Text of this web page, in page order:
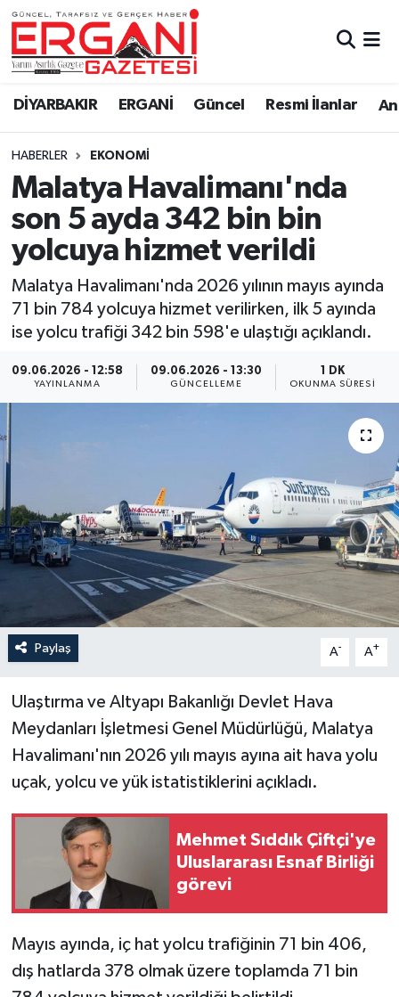
DİYARBAKIR ERGANİ Güncel Resmi İlanlar
HABERLER EKONOMİ
Malatya Havalimanı'nda
son 5 ayda 342 bin bin
yolcuya hizmet verildi
Malatya Havalimanı'nda 2026 yılının mayıs ayında
71 bin 784 yolcuya hizmet verilirken, ilk 5 ayında
ise yolcu trafiği 342 bin 598'e ulaştığı açıklandı.
09.06.2026 - 12:58
YAYINLANMA
09.06.2026 - 13:30
GÜNCELLEME
1 DK
OKUNMA SÜRESI
Paylaş A- A+
Ulaştırma ve Altyapı Bakanlığı Devlet Hava
Meydanları İşletmesi Genel Müdürlüğü, Malatya
Havalimanı'nın 2026 yılı mayıs ayına ait hava yolu
uçak, yolcu ve yük istatistiklerini açıkladı.
Mehmet Sıddık Çiftçi'ye
Uluslararası Esnaf Birliği
görevi
Mayıs ayında, iç hat yolcu trafiğinin 71 bin 406,
dış hatlarda 378 olmak üzere toplamda 71 bin
DİYARBAKIR
BİSMİL
BAĞLAR
ERGANİ
Güncel
Eği̇ti̇m
Resmi İlanlar
Sağlık
Si̇yaset
Spor
Bi̇li̇m & Teknoloji̇
Dünya
Eği̇ti̇m
Ergani Nöbetçi Eczaneler
Ergani Hava Durumu
Ergani Trafik Yoğunluk Haritası
Süper Lig Puan Durumu ve Fikstür
Tüm Manşetler
Son Dakika Haberleri
Haber Arşivi